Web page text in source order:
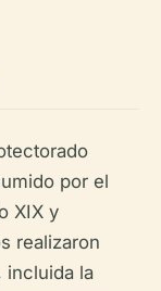
por el
XIX y
realizaron
incluida la